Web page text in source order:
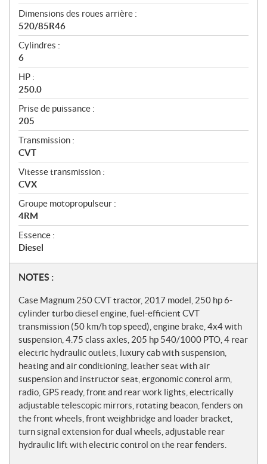
Dimensions des roues arrière :
520/85R46
Cylindres :
6
HP :
250.0
Prise de puissance :
205
Transmission :
CVT
Vitesse transmission :
CVX
Groupe motopropulseur :
4RM
Essence :
Diesel
N
o
t
e
s
NOTES :
Case Magnum 250 CVT tractor, 2017 model, 250 hp 6-
cylinder turbo diesel engine, fuel-efficient CVT
transmission (50 km/h top speed), engine brake, 4x4 with
suspension, 4.75 class axles, 205 hp 540/1000 PTO, 4 rear
electric hydraulic outlets, luxury cab with suspension,
heating and air conditioning, leather seat with air
suspension and instructor seat, ergonomic control arm,
radio, GPS ready, front and rear work lights, electrically
adjustable telescopic mirrors, rotating beacon, fenders on
the front wheels, front weighbridge and loader bracket,
turn signal extension for dual wheels, adjustable rear
hydraulic lift with electric control on the rear fenders.